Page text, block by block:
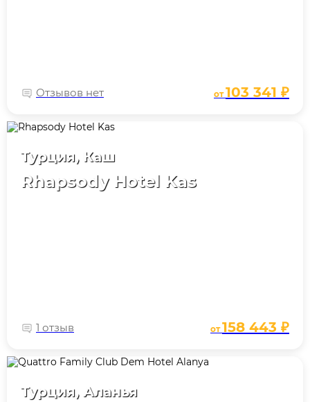
Отзывов нет от103 341 ₽
Турция, Каш
Rhapsody Hotel Kas
1 отзыв от158 443 ₽
Турция, Аланья